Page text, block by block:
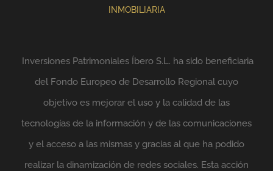
INMOBILIARIA
Inversiones Patrimoniales Íbero S.L. ha sido beneficiaria
del Fondo Europeo de Desarrollo Regional cuyo
objetivo es mejorar el uso y la calidad de las
tecnologías de la información y de las comunicaciones
y el acceso a las mismas y gracias al que ha podido
realizar la dinamización de redes sociales. Esta acción